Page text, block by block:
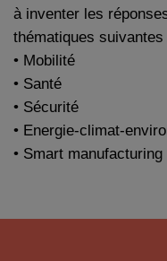
à inventer les
thématiques suivantes
• Mobilité
• Santé
• Sécurité
• Energie-climat-
• Smart manufacturing